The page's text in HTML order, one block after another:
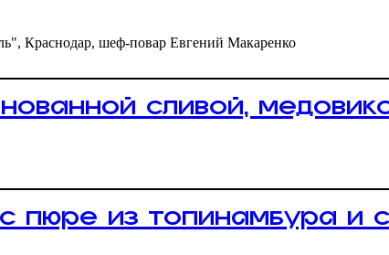
Краснодар, шеф-повар Евгений Макаренко
сливой,
пюре из топинамбура и